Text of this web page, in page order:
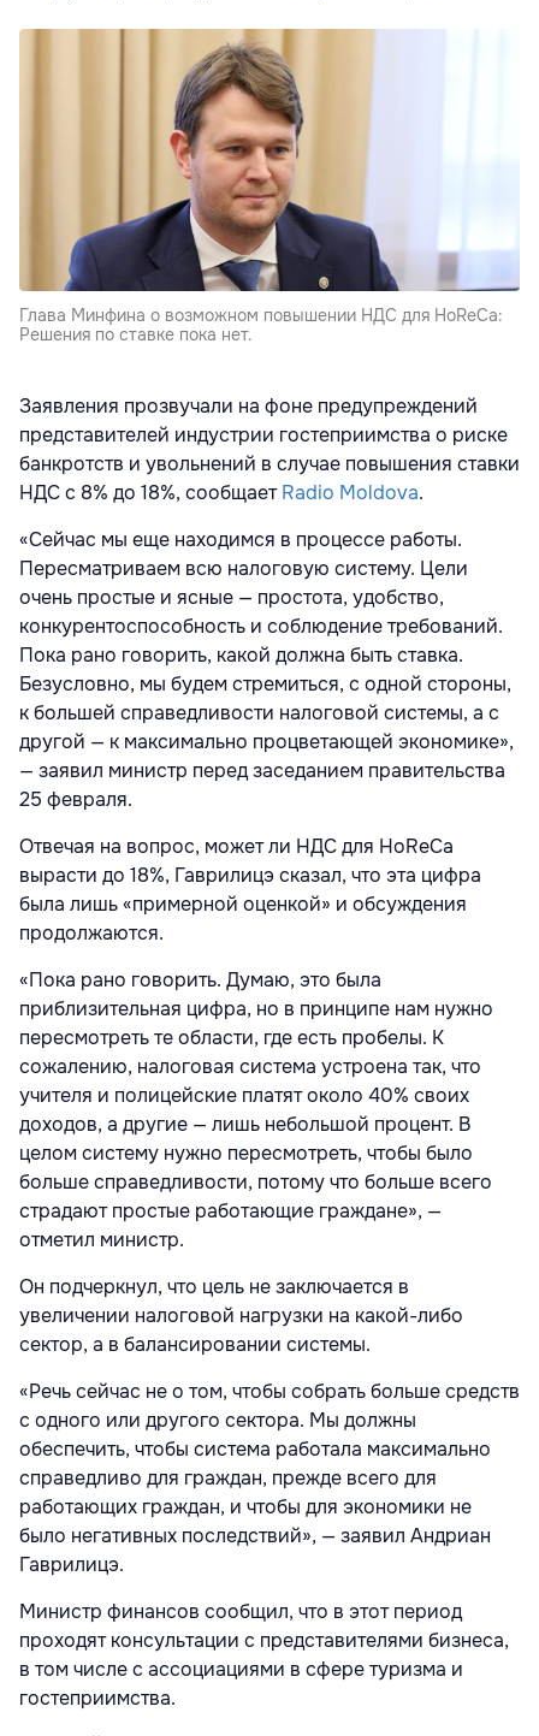
Глава Минфина о возможном повышении НДС для HoReCa:
Решения по ставке пока нет.
Заявления прозвучали на фоне предупреждений
представителей индустрии гостеприимства о риске
банкротств и увольнений в случае повышения ставки
НДС с 8% до 18%, сообщаетRadio Moldova.
«Сейчас мы еще находимся в процессе работы.
Пересматриваем всю налоговую систему. Цели
очень простые и ясные — простота, удобство,
конкурентоспособность и соблюдение требований.
Пока рано говорить, какой должна быть ставка.
Безусловно, мы будем стремиться, с одной стороны,
к большей справедливости налоговой системы, а с
другой — к максимально процветающей экономике»,
— заявил министр перед заседанием правительства
25 февраля.
Отвечая на вопрос, может ли НДС для HoReCa
вырасти до 18%, Гаврилицэ сказал, что эта цифра
была лишь «примерной оценкой» и обсуждения
продолжаются.
«Пока рано говорить. Думаю, это была
приблизительная цифра, но в принципе нам нужно
пересмотреть те области, где есть пробелы. К
сожалению, налоговая система устроена так, что
учителя и полицейские платят около 40% своих
доходов, а другие — лишь небольшой процент. В
целом систему нужно пересмотреть, чтобы было
больше справедливости, потому что больше всего
страдают простые работающие граждане», —
отметил министр.
Он подчеркнул, что цель не заключается в
увеличении налоговой нагрузки на какой-либо
сектор, а в балансировании системы.
«Речь сейчас не о том, чтобы собрать больше средств
с одного или другого сектора. Мы должны
обеспечить, чтобы система работала максимально
справедливо для граждан, прежде всего для
работающих граждан, и чтобы для экономики не
было негативных последствий», — заявил Андриан
Гаврилицэ.
Министр финансов сообщил, что в этот период
проходят консультации с представителями бизнеса,
в том числе с ассоциациями в сфере туризма и
гостеприимства.